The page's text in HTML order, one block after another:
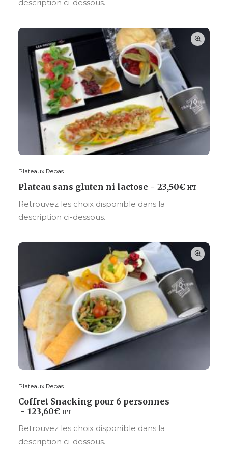
description ci-dessous.
Plateaux Repas
Plateau sans gluten ni lactose 23,50€ HT
Retrouvez les choix disponible dans la
description ci-dessous.
Plateaux Repas
Coffret Snacking pour 6 personnes
123,60€ HT
Retrouvez les choix disponible dans la
description ci-dessous.